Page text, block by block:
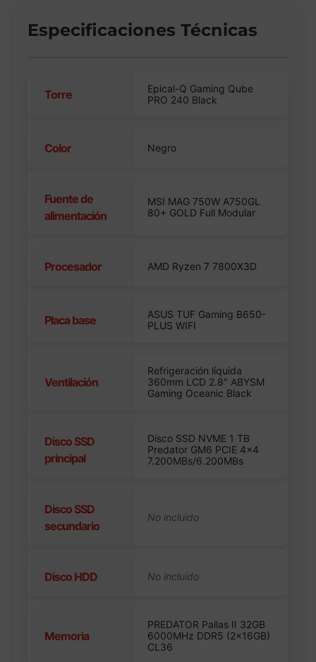
Especificaciones Técnicas
Torre
Epical-Q Gaming Qube
PRO 240 Black
Color Negro
Fuente de
alimentación
MSI MAG 750W A750GL
80+ GOLD Full Modular
Procesador AMD Ryzen 7 7800X3D
Placa base
ASUS TUF Gaming B650-
PLUS WIFI
Ventilación
Refrigeración líquida
360mm LCD 2.8″ ABYSM
Gaming Oceanic Black
Disco SSD
principal
Disco SSD NVME 1 TB
Predator GM6 PCIE 4×4
7.200MBs/6.200MBs
Disco SSD
secundario
Disco HDD
Memoria
PREDATOR Pallas II 32GB
6000MHz DDR5 (2x16GB)
CL36